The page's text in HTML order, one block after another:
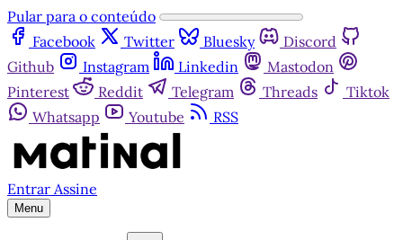
Pular para o conteúdo
Facebook
Twitter Bluesky
Discord
Github
Instagram Linkedin
Mastodon
Pinterest
Reddit Telegram Threads
Tiktok
Whatsapp
Youtube RSS
Entrar Assine
Menu